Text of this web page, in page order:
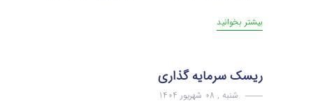
بیشتر بخوانید
ریسک سرمایه‌ گذاری
شنبه , 08 شهریور 1404